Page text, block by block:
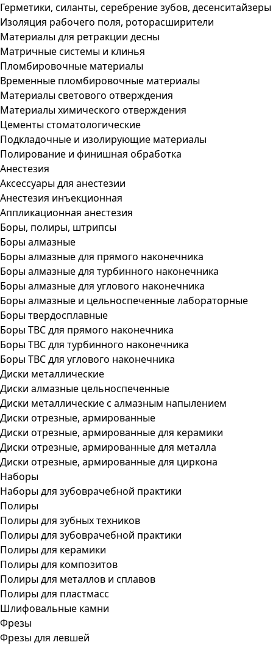
Герметики, силанты, серебрение зубов, десенситайзеры
Изоляция рабочего поля, роторасширители
Материалы для ретракции десны
Матричные системы и клинья
Пломбировочные материалы
Временные пломбировочные материалы
Материалы светового отверждения
Материалы химического отверждения
Цементы стоматологические
Подкладочные и изолирующие материалы
Полирование и финишная обработка
Анестезия
Аксессуары для анестезии
Анестезия инъекционная
Аппликационная анестезия
Боры, полиры, штрипсы
Боры алмазные
Боры алмазные для прямого наконечника
Боры алмазные для турбинного наконечника
Боры алмазные для углового наконечника
Боры алмазные и цельноспеченные лабораторные
Боры твердосплавные
Боры ТВС для прямого наконечника
Боры ТВС для турбинного наконечника
Боры ТВС для углового наконечника
Диски металлические
Диски алмазные цельноспеченные
Диски металлические с алмазным напылением
Диски отрезные, армированные
Диски отрезные, армированные для керамики
Диски отрезные, армированные для металла
Диски отрезные, армированные для циркона
Наборы
Наборы для зубоврачебной практики
Полиры
Полиры для зубных техников
Полиры для зубоврачебной практики
Полиры для керамики
Полиры для композитов
Полиры для металлов и сплавов
Полиры для пластмасс
Шлифовальные камни
Фрезы
Фрезы для левшей